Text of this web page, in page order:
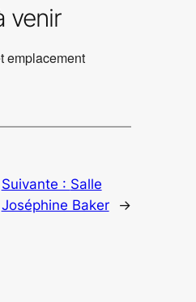
venir
emplacement
Suivante : Salle
Joséphine Baker
→